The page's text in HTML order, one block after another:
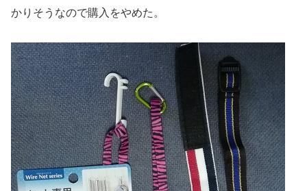
かりそうなので購入をやめた。